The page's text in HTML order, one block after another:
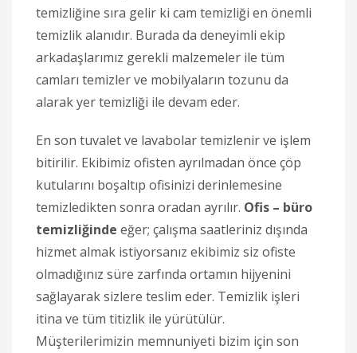
temizliğine sıra gelir ki cam temizliği en önemli
temizlik alanıdır. Burada da deneyimli ekip
arkadaşlarımız gerekli malzemeler ile tüm
camları temizler ve mobilyaların tozunu da
alarak yer temizliği ile devam eder.
En son tuvalet ve lavabolar temizlenir ve işlem
bitirilir. Ekibimiz ofisten ayrılmadan önce çöp
kutularını boşaltıp ofisinizi derinlemesine
temizledikten sonra oradan ayrılır. Ofis – büro
temizliğinde eğer; çalışma saatleriniz dışında
hizmet almak istiyorsanız ekibimiz siz ofiste
olmadığınız süre zarfında ortamın hijyenini
sağlayarak sizlere teslim eder. Temizlik işleri
itina ve tüm titizlik ile yürütülür.
Müşterilerimizin memnuniyeti bizim için son